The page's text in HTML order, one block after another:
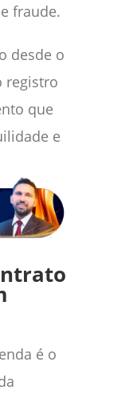
fraude.
desde o
registro
que
e
é o